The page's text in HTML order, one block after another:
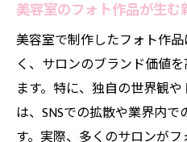
美容室のフォト作品が生む
美容室で制作したフォト作
く、サロンのブランド価値
ます。特に、独自の世界観
は、SNSでの拡散や業界内
す。実際、多くのサロンが